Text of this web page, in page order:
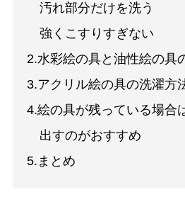
汚れ部分だけを洗う
強くこすりすぎない
2.水彩絵の具と油性絵の具
3.アクリル絵の具の洗濯方
4.絵の具が残っている場合
出すのがおすすめ
5.まとめ